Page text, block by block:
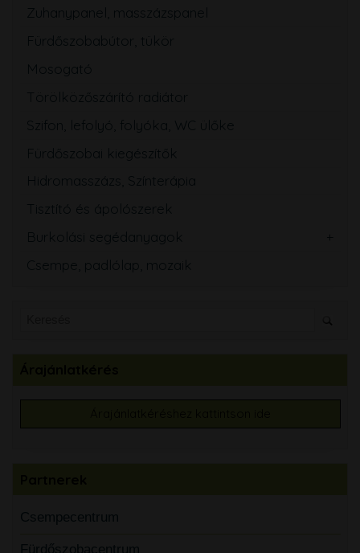
Zuhanypanel, masszázspanel
Fürdőszobabútor, tükör
Mosogató
Törölközőszárító radiátor
Szifon, lefolyó, folyóka, WC ülőke
Fürdőszobai kiegészítők
Hidromasszázs, Színterápia
Tisztító és ápolószerek
Burkolási segédanyagok
Csempe, padlólap, mozaik
Csempecentrum
Fürdőszobacentrum